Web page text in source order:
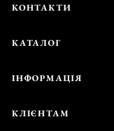
КОНТАКТИ
КАТАЛОГ
ІНФОРМАЦІЯ
КЛІЄНТАМ